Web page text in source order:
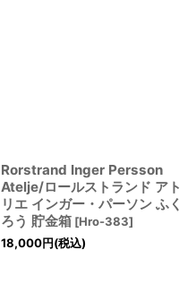
Rorstrand Inger Persson
Atelje/ロールストランド アト
リエ インガー・パーソン ふく
ろう 貯金箱 [Hro-383]
18,000円(税込)